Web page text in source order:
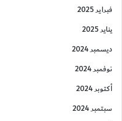
فبراير 2025
يناير 2025
ديسمبر 2024
نوفمبر 2024
أكتوبر 2024
سبتمبر 2024